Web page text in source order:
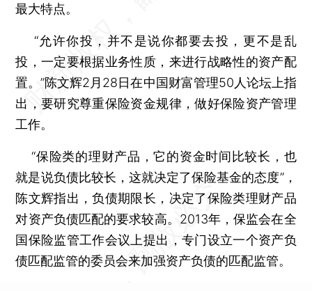
最大特点。
“允许你投，并不是说你都要去投，更不是乱
投，一定要根据业务性质，来进行战略性的资产配
置。”陈文辉2月28日在中国财富管理50人论坛上指
出，要研究尊重保险资金规律，做好保险资产管理
工作。
“保险类的理财产品，它的资金时间比较长，也
就是说负债比较长，这就决定了保险基金的态度”，
陈文辉指出，负债期限长，决定了保险类理财产品
对资产负债匹配的要求较高。2013年，保监会在全
国保险监管工作会议上提出，专门设立一个资产负
债匹配监管的委员会来加强资产负债的匹配监管。